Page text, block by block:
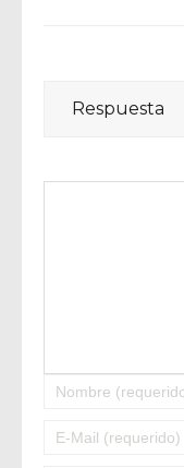
Respuesta